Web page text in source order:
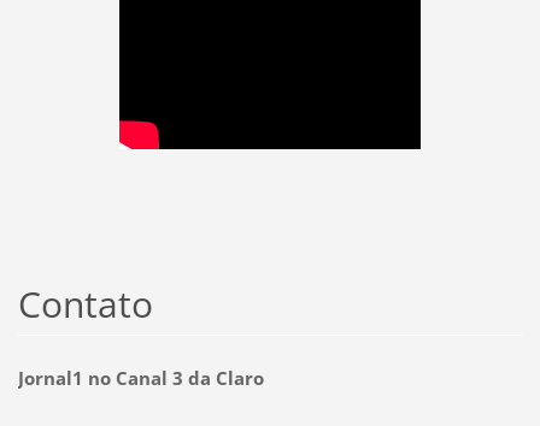
Contato
Jornal1 no Canal 3 da Claro